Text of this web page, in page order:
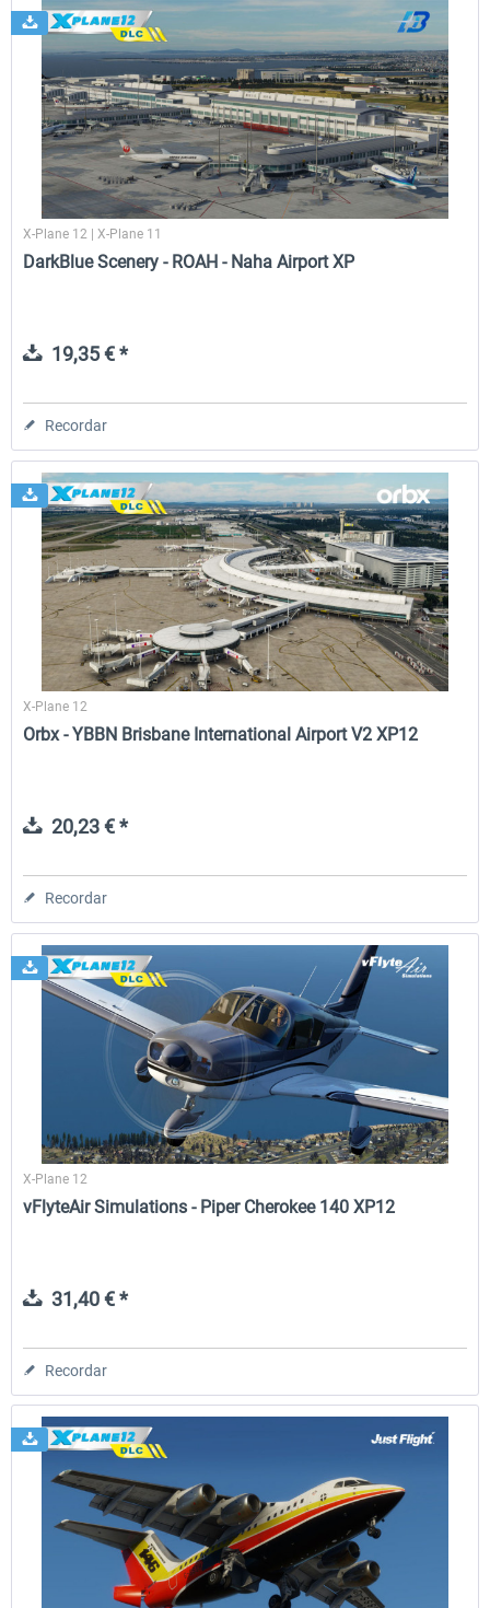
X-Plane 12 | X-Plane 11
DarkBlue Scenery - ROAH - Naha Airport XP
19,35 € *
Recordar
X-Plane 12
Orbx - YBBN Brisbane International Airport V2 XP12
20,23 € *
Recordar
X-Plane 12
vFlyteAir Simulations - Piper Cherokee 140 XP12
31,40 € *
Recordar